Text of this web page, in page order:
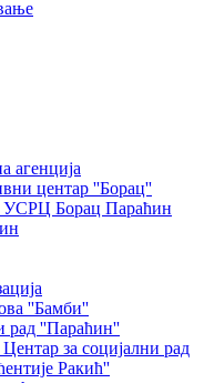
агенцијa
центар ''Борац''
УСРЦ Борац Параћин
''Бамби''
рад ''Параћин''
за социјални рад
Ракић''